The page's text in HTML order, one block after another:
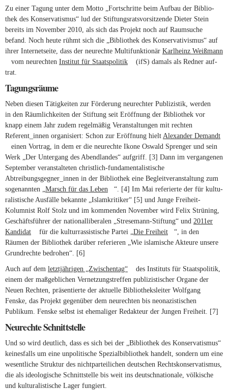
Zu einer Tagung unter dem Motto „Fort­schritte beim Aufbau der Biblio­
thek des Kon­ser­va­tismus“ lud der Stif­tungs­rats­vor­sit­zende Dieter Stein
bereits im November 2010, als sich das Pro­jekt noch auf Raum­suche
befand. Noch heute rühmt sich die „Biblio­thek des Kon­ser­va­ti­vismus“ auf
ihrer Inter­net­seite, dass der neu­rechte Mul­ti­funk­tionär Karl­heinz Weiß­mann
(link is external)
vom neu­rechten Institut für Staats­po­litik (link is external)
(ifS) damals als Redner auf­
trat.
Tagungsräume
Neben diesen Tätig­keiten zur För­de­rung neu­rechter Publi­zistik, werden
in den Räum­lich­keiten der Stif­tung seit Eröff­nung der Biblio­thek vor
knapp einem Jahr zudem regel­mäßig Ver­an­stal­tungen mit rechten
Referent_innen orga­ni­siert: Schon zur Eröff­nung hielt Alex­ander Demandt
(link is external)
einen Vor­trag, in dem er die neu­rechte Ikone Oswald Sprenger und sein
Werk „Der Unter­gang des Abend­landes“ auf­griff. [3] Dann im ver­gan­genen
Sep­tember ver­an­stal­teten christlich-fundamentalistische
Abtreibungsgegner_innen in der Biblio­thek eine Begleit­ver­an­stal­tung zum
soge­nannten „Marsch für das Leben (link is external)
“. [4] Im Mai refe­rierte der für kul­tu­
ra­lis­ti­sche Aus­fälle bekannte „Islam­kri­tiker“ [5] und Junge Freiheit-
Kolumnist Rolf Stolz und im kom­menden November wird Felix Strü­ning,
Geschäfts­führer der natio­nal­li­be­ralen „Stresemann-Stiftung“ und 2011er
Kan­didat (link is external)
für die kul­tur­ras­sis­ti­sche Partei „Die Frei­heit (link is external)
“, in den
Räumen der Biblio­thek dar­über refe­rieren „Wie isla­mi­sche Akteure unsere
Grund­rechte bedrohen“. [6]
Auch auf dem letzt­jäh­rigen „Zwi­schentag“ (link is external)
des Insti­tuts für Staats­po­litik,
einem der maß­geb­li­chen Ver­net­zungs­treffen publi­zis­ti­scher Organe der
Neuen Rechten, prä­sen­tierte der aktu­elle Biblio­theks­leiter Wolf­gang
Fenske, das Pro­jekt gegen­über dem neu­rechten bis neo­na­zis­ti­schen
Publikum. Fenske selbst ist ehe­ma­liger Redak­teur der Jungen Frei­heit. [7]
Neurechte Schnittstelle
Und so wird deut­lich, dass es sich bei der „Biblio­thek des Kon­ser­va­tismus“
kei­nes­falls um eine unpo­li­ti­sche Spe­zi­al­bi­blio­thek han­delt, son­dern um eine
wesent­liche Struktur des nicht­par­tei­li­chen deut­schen Rechts­kon­ser­va­tismus,
die als ideo­lo­gi­sche Schnitt­stelle bis weit ins deutsch­na­tio­nale, völ­ki­sche
und kul­tu­ra­lis­ti­sche Lager fun­giert.